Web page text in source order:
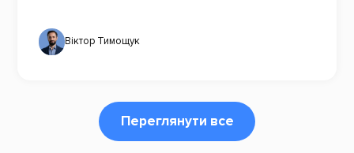
Віктор Тимощук
Переглянути все